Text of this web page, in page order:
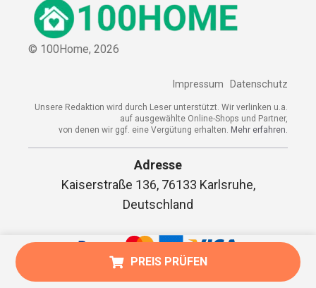
PREIS PRÜFEN
© 100Home, 2026
Impressum Datenschutz
Unsere Redaktion wird durch Leser unterstützt. Wir verlinken u.a.
auf ausgewählte Online-Shops und Partner,
von denen wir ggf. eine Vergütung erhalten. Mehr erfahren.
Adresse
Kaiserstraße 136, 76133 Karlsruhe,
Deutschland